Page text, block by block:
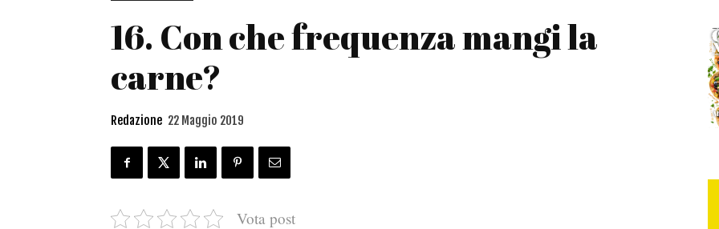
16. Con che frequenza mangi la
carne?
Redazione 22 Maggio 2019
Vota post